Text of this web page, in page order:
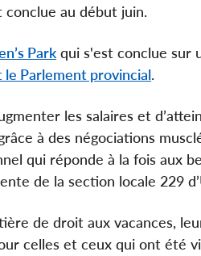
conclue au début juin.
Park qui s'est conclue sur
le Parlement provincial.
les salaires et
à des négociations
qui réponde à la fois aux
de la section locale 229
de droit aux vacances,
celles et ceux qui ont été